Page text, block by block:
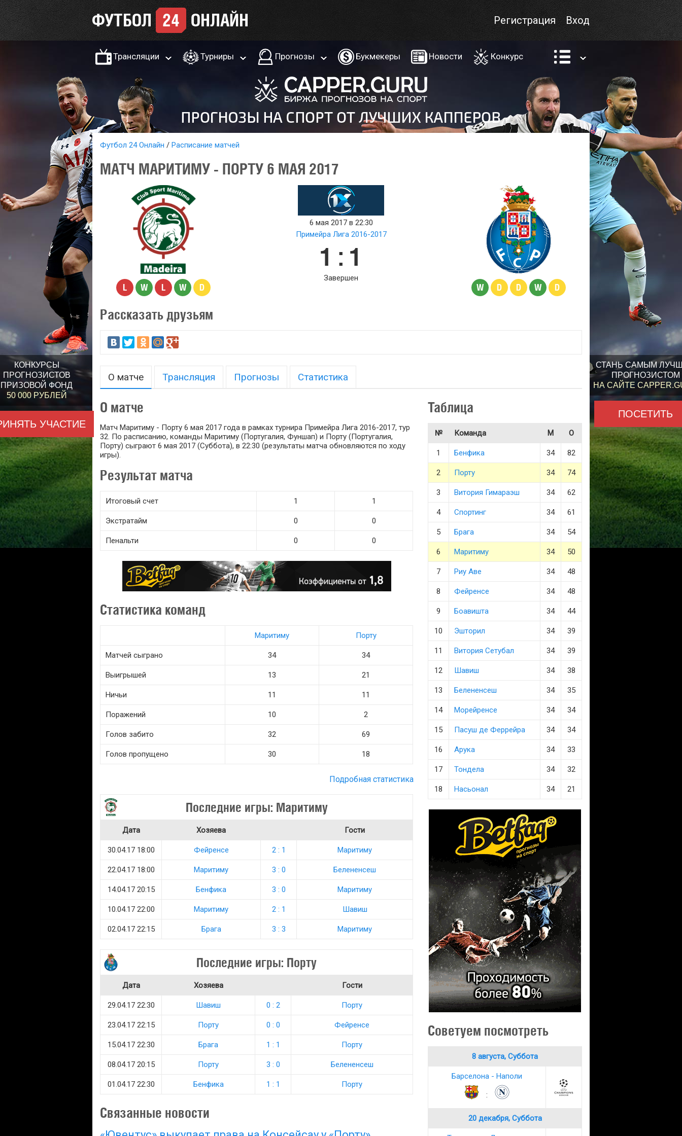
КОНКУРСЫ
ПРОГНОЗИСТОВ
ПРИЗОВОЙ ФОНД
50 000 РУБЛЕЙ
УЧАСТИЕ
СТАНЬ САМЫМ
ПРОГНОЗИСТОМ
НА САЙТЕ
ПОСЕТИТЬ
Вход
Регистрация
Трансляции Турниры Прогнозы Букмекеры Новости Конкурс
Футбол 24 Онлайн Расписание матчей
МАТЧ МАРИТИМУ - ПОРТУ 6 МАЯ 2017
L W L W D
6 мая 2017 в 22:30
Примейра Лига 2016-2017
1 : 1
Завершен
W D D W D
Рассказать друзьям
О матче Трансляция Прогнозы Статистика
О матче
Матч Маритиму - Порту 6 мая 2017 года в рамках турнира Примейра Лига 2016-2017, тур
32. По расписанию, команды Маритиму (Португалия, Фуншап) и Порту (Португалия,
Порту) сыграют 6 мая 2017 (Суббота), в 22:30 (результаты матча обновляются по ходу
игры).
Результат матча
Итоговый счет 1 1
Экстратайм 0 0
Пенальти 0 0
Статистика команд
Маритиму Порту
Матчей сыграно 34 34
Выигрышей 13 21
Ничьи 11 11
Поражений 10 2
Голов забито 32 69
Голов пропущено 30 18
Подробная статистика
Последние игры: Маритиму
Дата Хозяева Гости
30.04.17 18:00 Фейренсе 2 : 1 Маритиму
22.04.17 18:00 Маритиму 3 : 0 Белененсеш
14.04.17 20:15 Бенфика 3 : 0 Маритиму
10.04.17 22:00 Маритиму 2 : 1 Шавиш
02.04.17 22:15 Брага 3 : 3 Маритиму
Последние игры: Порту
Дата Хозяева Гости
29.04.17 22:30 Шавиш 0 : 2 Порту
23.04.17 22:15 Порту 0 : 0 Фейренсе
15.04.17 22:30 Брага 1 : 1 Порту
08.04.17 20:15 Порту 3 : 0 Белененсеш
01.04.17 22:30 Бенфика 1 : 1 Порту
Связанные новости
Таблица
№ Команда М О
1 Бенфика 34 82
2 Порту 34 74
3 Витория Гимараэш 34 62
4 Спортинг 34 61
5 Брага 34 54
6 Маритиму 34 50
7 Риу Аве 34 48
8 Фейренсе 34 48
9 Боавишта 34 44
10 Эшторил 34 39
11 Витория Сетубал 34 39
12 Шавиш 34 38
13 Белененсеш 34 35
14 Морейренсе 34 34
15 Пасуш де Феррейра 34 34
16 Арука 34 33
17 Тондела 34 32
18 Насьонал 34 21
Советуем посмотреть
8 августа, Суббота
Барселона - Наполи
:
20 декабря, Суббота